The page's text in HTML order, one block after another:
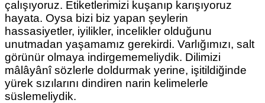
çalışıyoruz. Etiketlerimizi kuşanıp karışıyoruz
hayata. Oysa bizi biz yapan şeylerin
hassasiyetler, iyilikler, incelikler olduğunu
unutmadan yaşamamız gerekirdi. Varlığımızı, salt
görünür olmaya indirgememeliydik. Dilimizi
mâlâyânî sözlerle doldurmak yerine, işitildiğinde
yürek sızılarını dindiren narin kelimelerle
süslemeliydik.